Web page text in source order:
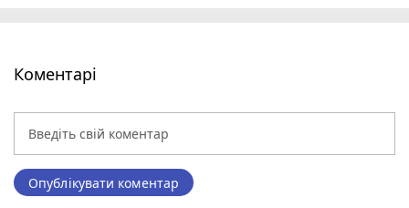
Коментарі
Опублікувати коментар